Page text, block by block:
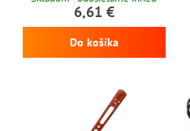
vyhotovená celkom z kovu. Čepeľ
dosahuje dĺžku 4 cm.
6,61 €
Do košíka